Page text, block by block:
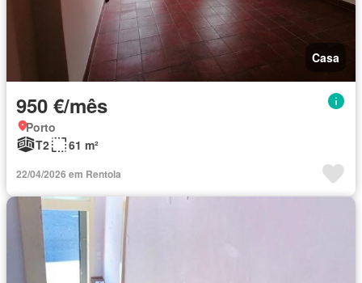
Casa
950 €/mês
Porto
T2
61 m²
22/04/2026 em Rentola